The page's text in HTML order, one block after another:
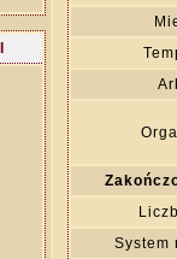
System